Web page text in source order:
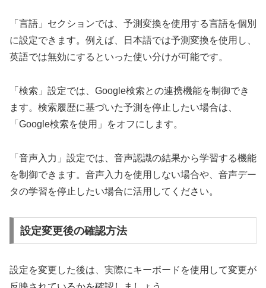
「言語」セクションでは、予測変換を使用する言語を個別
に設定できます。例えば、日本語では予測変換を使用し、
英語では無効にするといった使い分けが可能です。
「検索」設定では、Google検索との連携機能を制御でき
ます。検索履歴に基づいた予測を停止したい場合は、
「Google検索を使用」をオフにします。
「音声入力」設定では、音声認識の結果から学習する機能
を制御できます。音声入力を使用しない場合や、音声デー
タの学習を停止したい場合に活用してください。
設定変更後の確認方法
設定を変更した後は、実際にキーボードを使用して変更が